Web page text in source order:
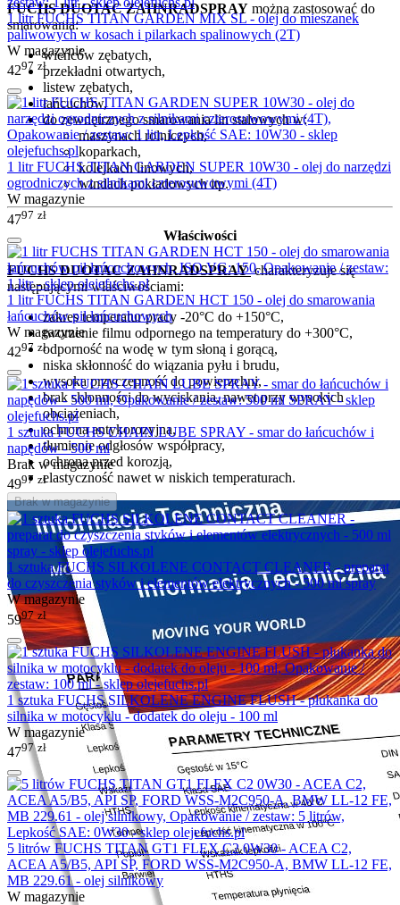
FUCHS DUOTAC ZAHNRADSPRAY można zastosować do
smarowania:
wieńców zębatych,
przekładni otwartych,
listew zębatych,
łańcuchów,
do zewnętrznego smarowania lin stalowych w:
maszynach rolniczych,
koparkach,
kolejkach linowych,
windach pokładowych itp.
Właściwości
FUCHSDUOTAC ZAHNRADSPRAY charakteryzuje się
następującymi właściwościami:
zakres temperatur pracy -20°C do +150°C,
tworzenie filmu odpornego na temperatury do +300°C,
odporność na wodę w tym słoną i gorącą,
niska skłonność do wiązania pyłu i brudu,
wysoka przyczepność do powierzchni,
brak skłonności do wyciskania, nawet przy wysokich
obciążeniach,
ochrona antykorozyjna,
tłumienie odgłosów współpracy,
ochrona przed korozją,
elastyczność nawet w niskich temperaturach.
1 litr FUCHS TITAN GARDEN MIX SL - olej do mieszanek
paliwowych w kosach i pilarkach spalinowych (2T)
W magazynie
4297 zł
1 litr FUCHS TITAN GARDEN SUPER 10W30 - olej do narzędzi
ogrodniczych z silnikami czterosuwowymi (4T)
W magazynie
4797 zł
1 litr FUCHS TITAN GARDEN HCT 150 - olej do smarowania
łańcuchów pił łańcuchowych
W magazynie
4297 zł
1 sztuka FUCHS CHAIN LUBE SPRAY - smar do łańcuchów i
napędów - 500 ml
Brak w magazynie
4997 zł
Brak w magazynie
1 sztuka FUCHS SILKOLENE CONTACT CLEANER - preparat
do czyszczenia styków i elementów elektrycznych - 500 ml spray
W magazynie
5997 zł
1 sztuka FUCHS SILKOLENE ENGINE FLUSH - płukanka do
silnika w motocyklu - dodatek do oleju - 100 ml
W magazynie
4797 zł
5 litrów FUCHS TITAN GT1 FLEX C2 0W30 - ACEA C2,
ACEA A5/B5, API SP, FORD WSS-M2C950-A, BMW LL-12 FE,
MB 229.61 - olej silnikowy
W magazynie